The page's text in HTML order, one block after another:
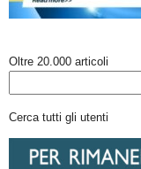
Oltre 20.000 articoli
Cerca tutti gli utenti